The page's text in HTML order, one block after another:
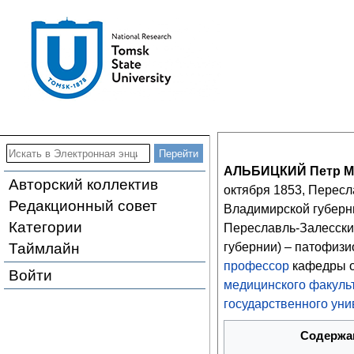
Авторский коллектив
Редакционный совет
Категории
Таймлайн
Войти
АЛЬБИЦКИЙ Петр
октября 1853,
Владимирской
Переславль-
губернии) –
профессоркафедры
медицинского
государственного